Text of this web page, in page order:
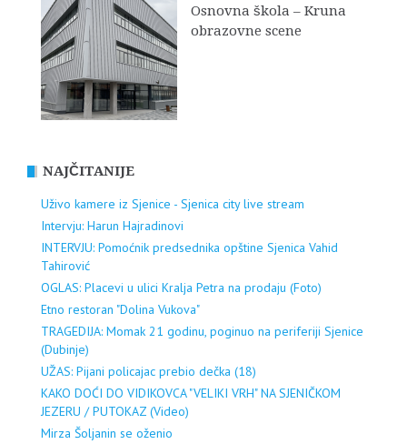
Osnovna škola – Kruna
obrazovne scene
NAJČITANIJE
Uživo kamere iz Sjenice - Sjenica city live stream
Intervju: Harun Hajradinovi
INTERVJU: Pomoćnik predsednika opštine Sjenica Vahid
Tahirović
OGLAS: Placevi u ulici Kralja Petra na prodaju (Foto)
Etno restoran "Dolina Vukova"
TRAGEDIJA: Momak 21 godinu, poginuo na periferiji Sjenice
(Dubinje)
UŽAS: Pijani policajac prebio dečka (18)
KAKO DOĆI DO VIDIKOVCA "VELIKI VRH" NA SJENIČKOM
JEZERU / PUTOKAZ (Video)
Mirza Šoljanin se oženio